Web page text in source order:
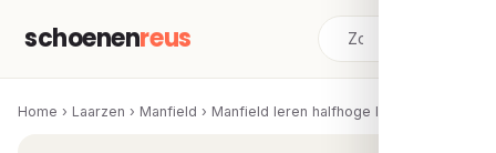
schoenenreus
Home › Laarzen › Manfield › Manfield leren halfhoge laarzen bruin